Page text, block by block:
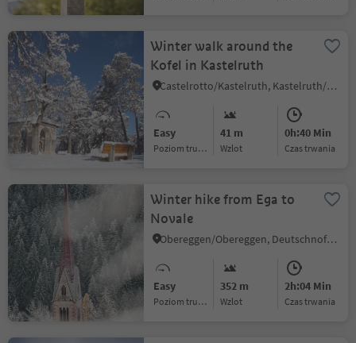
Winter walk around the
Kofel in Kastelruth
Castelrotto/Kastelruth, Kastelruth/Castelrotto, Dolomites Region Seiser Alm
Easy
Poziom trudności
41 m
Wzlot
0h:40 Min
czas trwania
Winter hike from Ega to
Novale
Obereggen/Obereggen, Deutschnofen/Nova Ponente, Dolomites Region Eggental
Easy
Poziom trudności
352 m
Wzlot
2h:04 Min
czas trwania